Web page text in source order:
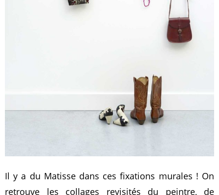
Il y a du Matisse dans ces fixations murales ! On
retrouve les collages revisités du peintre, de